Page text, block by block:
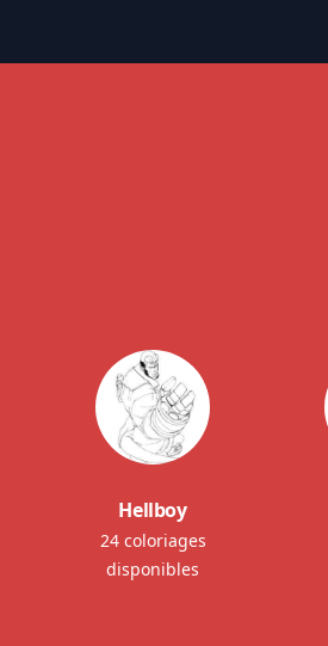
Hellboy
24 coloriages
disponibles